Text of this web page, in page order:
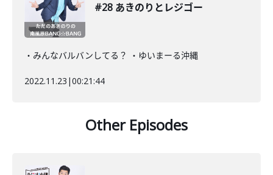
#28 あきのりとレジゴー
・みんなバルバンしてる？ ・ゆいまーる沖縄
2022.11.23 |00:21:44
Other Episodes